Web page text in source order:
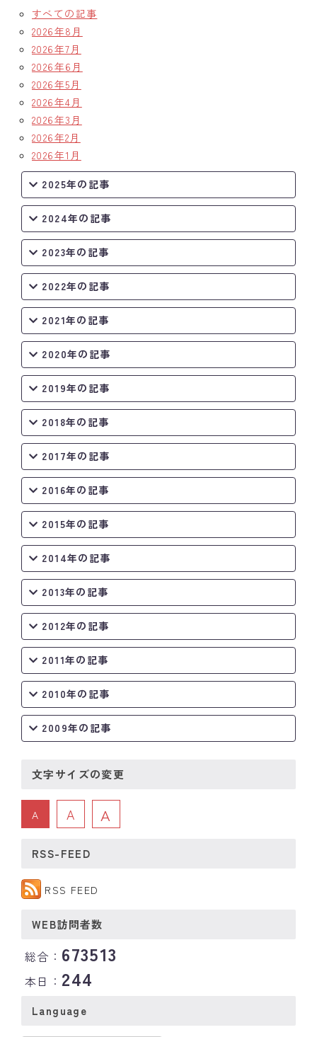
すべての記事
2026年8月
2026年7月
2026年6月
2026年5月
2026年4月
2026年3月
2026年2月
2026年1月
2025年の記事
2024年の記事
2023年の記事
2022年の記事
2021年の記事
2020年の記事
2019年の記事
2018年の記事
2017年の記事
2016年の記事
2015年の記事
2014年の記事
2013年の記事
2012年の記事
2011年の記事
2010年の記事
2009年の記事
文字サイズの変更
A A A
RSS-FEED
RSS FEED
WEB訪問者数
総合： 673513
本日： 244
Language